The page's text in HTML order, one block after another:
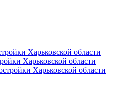
Харьковской области
Харьковской области
Харьковской области